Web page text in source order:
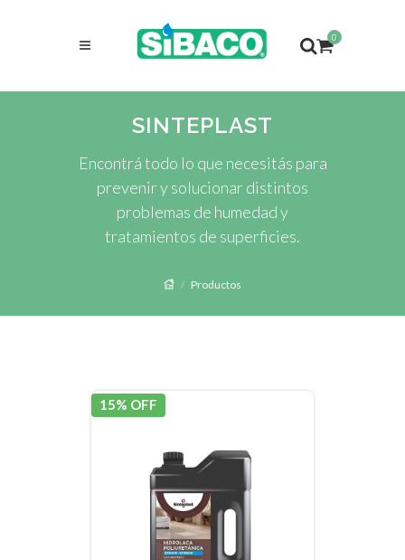
0
SINTEPLAST
Encontrá todo lo que necesitás para
prevenir y solucionar distintos
problemas de humedad y
tratamientos de superficies.
Productos
15% OFF